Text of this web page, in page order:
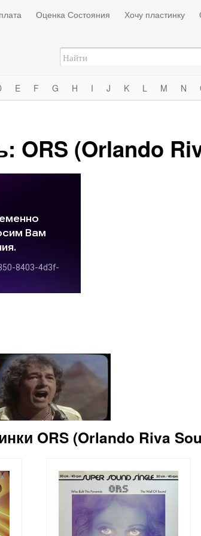
Оценка Состояния Хочу пластинку
E F G H I J K L M N
ORS (Orlando
ORS (Orlando Riva